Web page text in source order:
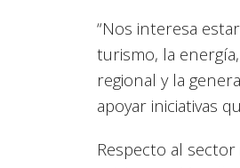
“Nos interesa
turismo, la
regional y la
apoyar iniciativas
Respecto al